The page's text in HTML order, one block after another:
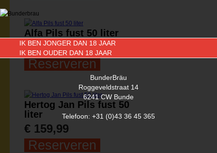
Alfa Pils fust 50 liter
€ 154,99
Reserveren
Hertog Jan Pils fust 50
liter
€ 159,99
Reserveren
IK BEN JONGER DAN 18 JAAR
IK BEN OUDER DAN 18 JAAR
BunderBräu
Roggeveldstraat 14
6241 CW Bunde
Telefoon: +31 (0)43 36 45 365